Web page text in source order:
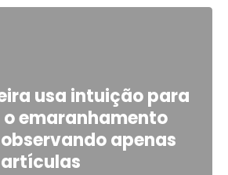
usa intuição para
emaranhamento
apenas